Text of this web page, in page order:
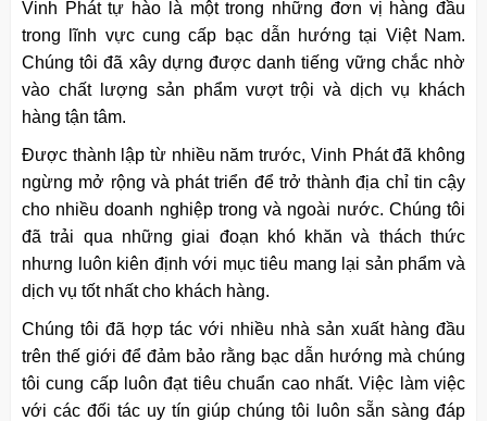
Vinh Phát tự hào là một trong những đơn vị hàng đầu
trong lĩnh vực cung cấp bạc dẫn hướng tại Việt Nam.
Chúng tôi đã xây dựng được danh tiếng vững chắc nhờ
vào chất lượng sản phẩm vượt trội và dịch vụ khách
hàng tận tâm.
Được thành lập từ nhiều năm trước, Vinh Phát đã không
ngừng mở rộng và phát triển để trở thành địa chỉ tin cậy
cho nhiều doanh nghiệp trong và ngoài nước. Chúng tôi
đã trải qua những giai đoạn khó khăn và thách thức
nhưng luôn kiên định với mục tiêu mang lại sản phẩm và
dịch vụ tốt nhất cho khách hàng.
Chúng tôi đã hợp tác với nhiều nhà sản xuất hàng đầu
trên thế giới để đảm bảo rằng bạc dẫn hướng mà chúng
tôi cung cấp luôn đạt tiêu chuẩn cao nhất. Việc làm việc
với các đối tác uy tín giúp chúng tôi luôn sẵn sàng đáp